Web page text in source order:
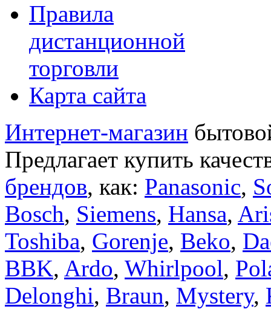
Правила
дистанционной
торговли
Карта сайта
Интернет-магазин
Предлагает купить
брендов, как: Panasonic,
Bosch, Siemens, Hansa,
Toshiba, Gorenje, Beko,
BBK, Ardo, Whirlpool,
Delonghi, Braun, Mystery,